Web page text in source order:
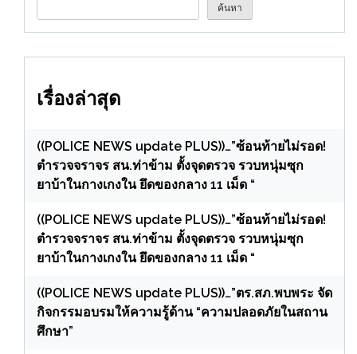
ค้นหา
เรื่องล่าสุด
((POLICE NEWS update PLUS))…”ซ้อนท้ายไม่รอด!
ตำรวจจราจร สน.ท่าข้าม ตั้งจุดตรวจ รวบหนุ่มซุก
ยาบ้าในกางเกงใน ยึดของกลาง 11 เม็ด “
((POLICE NEWS update PLUS))…”ซ้อนท้ายไม่รอด!
ตำรวจจราจร สน.ท่าข้าม ตั้งจุดตรวจ รวบหนุ่มซุก
ยาบ้าในกางเกงใน ยึดของกลาง 11 เม็ด “
((POLICE NEWS update PLUS))…”ตร.สภ.พบพระ จัด
กิจกรรมอบรมให้ความรู้ด้าน “ความปลอดภัยในสถาน
ศึกษา”